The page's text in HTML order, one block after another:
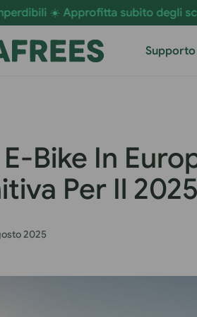
subito degli sconti sulle E-Bikes
Supporto
Bike In
Per Il 2025
2025